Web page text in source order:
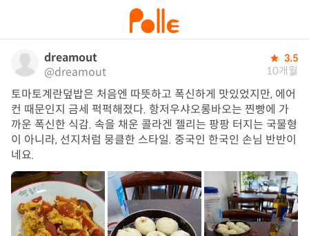
dreamout
@dreamout
3.5
10개월
토마토계란덮밥은 처음엔 따뜻하고 폭신하게 맛있었지만, 에어
컨 때문인지 금세 퍽퍽해졌다. 항저우샤오롱바오는 찐빵에 가
까운 폭신한 식감. 속을 채운 콜라겐 젤리는 팡팡 터지는 국물형
이 아니라, 선지처럼 뭉클한 스타일. 중국인 한국인 손님 반반이
네요.